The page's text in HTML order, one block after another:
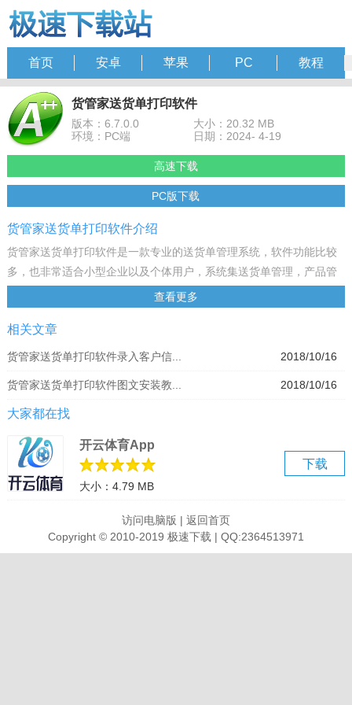
首页 安卓 苹果 PC 教程
货管家送货单打印软件
版本：6.7.0.0
大小：20.32 MB
环境：PC端
日期：2024- 4-19
高速下载
PC版下载
货管家送货单打印软件介绍
货管家送货单打印软件是一款专业的送货单管理系统，软件功能比较
多，也非常适合小型企业以及个体用户，系统集送货单管理，产品管
理，客户管理，月结对账单管理，数据分析，图表分析为一体，有需
要可以免费下载使用！
软件特色
1、易学易用：界面友好、操作容易，软件提供视频教程，用户只需几
2、提供绿色免安装：只需复制文件夹即可，免去重装系统后还得重装
和恢复数据的烦恼。
务员”……进行管理。
4、批量签回单功能：极大地提高工作效率。只需轻松勾选所需的未签
回单或针对客户的送货单进行签回，一键操作批量处理。
择模版送货单便可复制该单，创建一张新的送货单，实现一键开送货
单的强大功能。
查看更多
相关文章
2018/10/16
货管家送货单打印软件录入客户信...
2018/10/16
货管家送货单打印软件图文安装教...
大家都在找
下载
开云体育App
大小：4.79 MB
访问电脑版 | 返回首页
Copyright © 2010-2019 极速下载 | QQ:2364513971